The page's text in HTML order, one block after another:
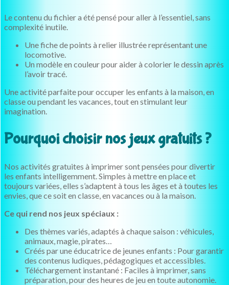
Le contenu du fichier a été pensé pour aller à l’essentiel, sans
complexité inutile.
Une fiche de points à relier illustrée représentant une
locomotive.
Un modèle en couleur pour aider à colorier le dessin après
l’avoir tracé.
Une activité parfaite pour occuper les enfants à la maison, en
classe ou pendant les vacances, tout en stimulant leur
imagination.
Pourquoi choisir nos jeux gratuits ?
Nos activités gratuites à imprimer sont pensées pour divertir
les enfants intelligemment. Simples à mettre en place et
toujours variées, elles s’adaptent à tous les âges et à toutes les
envies, que ce soit en classe, en vacances ou à la maison.
Ce qui rend nos jeux spéciaux :
Des thèmes variés, adaptés à chaque saison : véhicules,
animaux, magie, pirates…
Créés par une éducatrice de jeunes enfants : Pour garantir
des contenus ludiques, pédagogiques et accessibles.
Téléchargement instantané : Faciles à imprimer, sans
préparation, pour des heures de jeu en toute autonomie.